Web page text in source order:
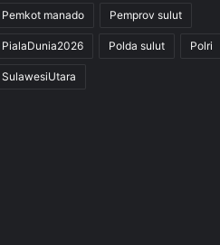
Pemkot manado Pemprov sulut
PialaDunia2026 Polda sulut Polri
SulawesiUtara